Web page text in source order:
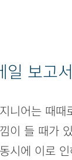
일 보고
니어는 때
이 들 때가
시에 이로